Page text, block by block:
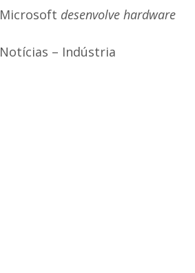
Microsoft desenvolve hardware
Notícias – Indústria